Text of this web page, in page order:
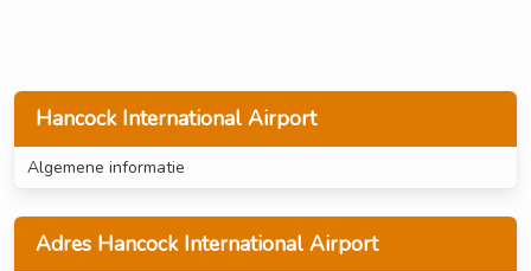
Hancock International Airport
Algemene informatie
Adres Hancock International Airport